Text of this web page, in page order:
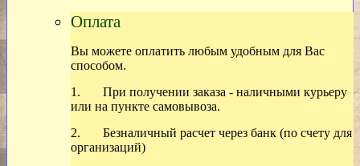
Оплата
Вы можете оплатить любым удобным для Вас
способом.
1. При получении заказа - наличными курьеру
или на пункте самовывоза.
2. Безналичный расчет через банк (по счету для
организаций)